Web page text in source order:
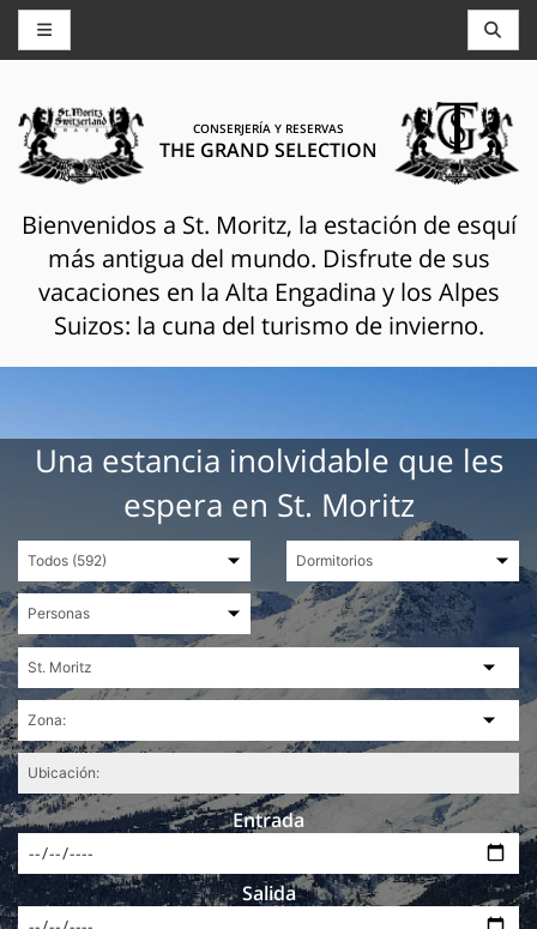
CONSERJERÍA Y RESERVAS
THE GRAND SELECTION
Bienvenidos a St. Moritz, la estación de esquí
más antigua del mundo. Disfrute de sus
vacaciones en la Alta Engadina y los Alpes
Suizos: la cuna del turismo de invierno.
Una estancia inolvidable que les
espera en St. Moritz
Entrada
Salida